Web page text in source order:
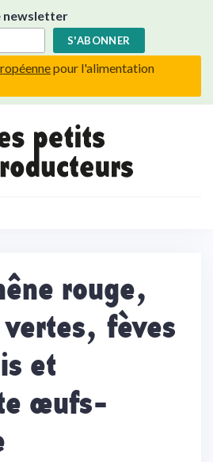
newsletter
pour l'alimentation
rouge,
fèves
et
œufs-